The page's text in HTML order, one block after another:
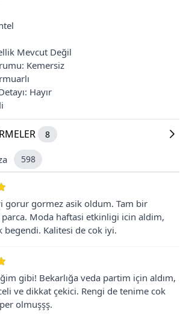
Mevcut Değil
Kemersiz
Hayır
8
598
gorur gormez asik oldum. Tam bir
Moda haftasi etkinligi icin aldim,
begendi. Kalitesi de cok iyi.
gibi! Bekarlığa veda partim için aldım,
ve dikkat çekici. Rengi de tenime cok
olmuşşş.